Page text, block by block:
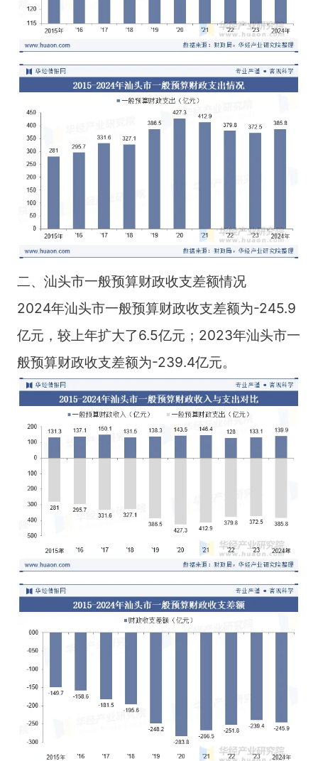
二、汕头市一般预算财政收支差额情况
2024年汕头市一般预算财政收支差额为-245.9
亿元，较上年扩大了6.5亿元；2023年汕头市一
般预算财政收支差额为-239.4亿元。